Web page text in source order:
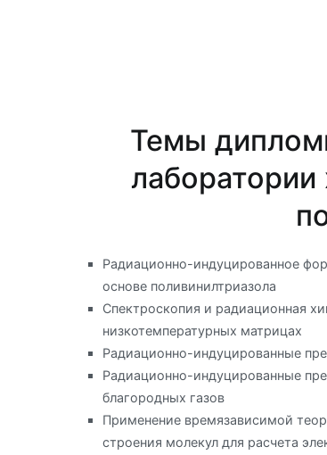
Темы
Радиационно-индуцированное
основе поливинилтриазола
Спектроскопия и радиационная
низкотемпературных матрицах
Радиационно-индуцированные
Радиационно-индуцированные
благородных газов
Применение времязависимой
строения молекул для расчета